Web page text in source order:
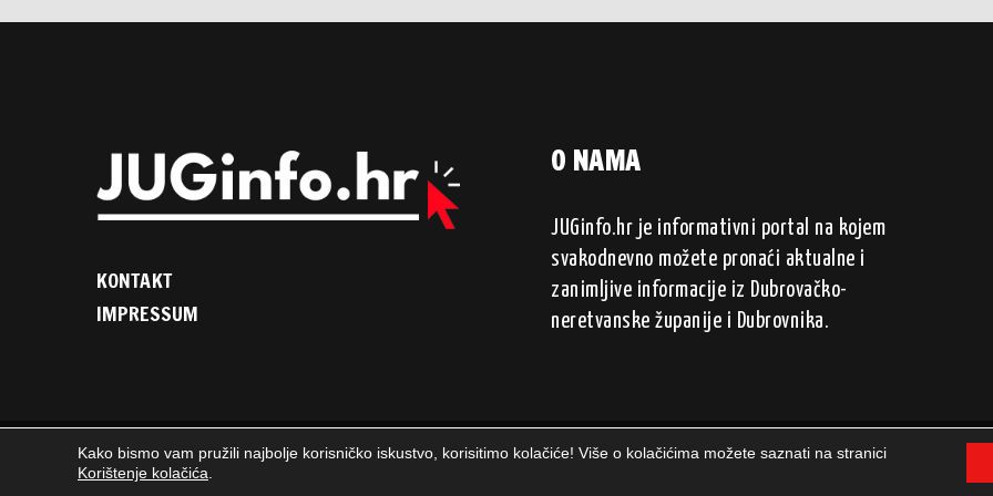
KONTAKT
IMPRESSUM
O NAMA
JUGinfo.hr je informativni portal na kojem
svakodnevno možete pronaći aktualne i
zanimljive informacije iz Dubrovačko-
neretvanske županije i Dubrovnika.
2025. © JUGinfo.hr / Sva prava pridržana. / WEBPEPERIT
Kako bismo vam pružili najbolje korisničko iskustvo, korisitimo kolačiće! Više o kolačićima možete saznati na stranici
Korištenje kolačića